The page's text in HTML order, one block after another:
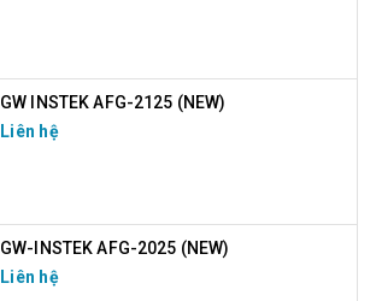
GW INSTEK AFG-2125 (NEW)
Liên hệ
GW-INSTEK AFG-2025 (NEW)
Liên hệ